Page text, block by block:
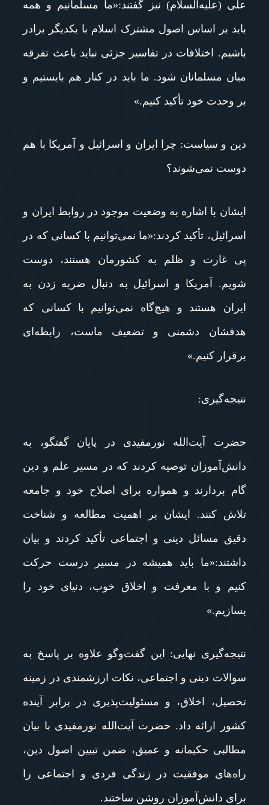
علی (علیه‌السلام) نیز گفتند:«ما مسلمانیم و همه
باید بر اساس اصول مشترک اسلام با یکدیگر برادر
باشیم. اختلافات در تفاسیر جزئی نباید باعث تفرقه
میان مسلمانان شود. ما باید در کنار هم بایستیم و
بر وحدت خود تأکید کنیم.»
دین و سیاست: چرا ایران و اسرائیل و آمریکا با هم
دوست نمی‌شوند؟
ایشان با اشاره به وضعیت موجود در روابط ایران و
اسرائیل، تأکید کردند:«ما نمی‌توانیم با کسانی که در
پی غارت و ظلم به کشورمان هستند، دوست
شویم. آمریکا و اسرائیل به دنبال ضربه زدن به
ایران هستند و هیچ‌گاه نمی‌توانیم با کسانی که
هدفشان دشمنی و تضعیف ماست، رابطه‌ای
برقرار کنیم.»
نتیجه‌گیری:
حضرت آیت‌الله نورمفیدی در پایان گفتگو، به
دانش‌آموزان توصیه کردند که در مسیر علم و دین
گام بردارند و همواره برای اصلاح خود و جامعه
تلاش کنند. ایشان بر اهمیت مطالعه و شناخت
دقیق مسائل دینی و اجتماعی تأکید کردند و بیان
داشتند:«ما باید همیشه در مسیر درست حرکت
کنیم و با معرفت و اخلاق خوب، دنیای خود را
بسازیم.»
نتیجه‌گیری نهایی: این گفت‌وگو علاوه بر پاسخ به
سوالات دینی و اجتماعی، نکات ارزشمندی در زمینه
تحصیل، اخلاق، و مسئولیت‌پذیری در برابر آینده
کشور ارائه داد. حضرت آیت‌الله نورمفیدی با بیان
مطالبی حکیمانه و عمیق، ضمن تبیین اصول دین،
راه‌های موفقیت در زندگی فردی و اجتماعی را
برای دانش‌آموزان روشن ساختند.